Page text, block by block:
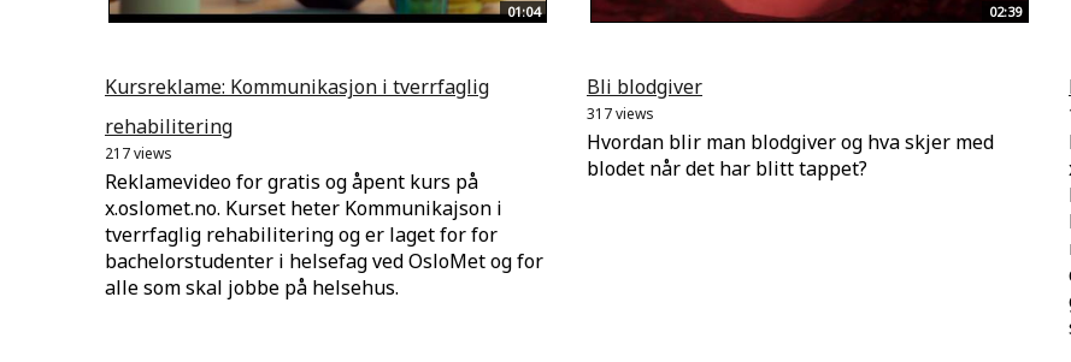
01:04
Kursreklame: Kommunikasjon i tverrfaglig
rehabilitering
217 views
Reklamevideo for gratis og åpent kurs på
x.oslomet.no. Kurset heter Kommunikajson i
tverrfaglig rehabilitering og er laget for for
bachelorstudenter i helsefag ved OsloMet og for
alle som skal jobbe på helsehus.
02:39
Bli blodgiver
317 views
Hvordan blir man blodgiver og hva skjer med
blodet når det har blitt tappet?